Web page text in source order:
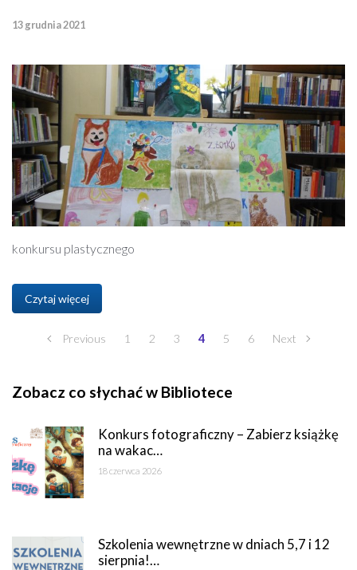
13 grudnia 2021
konkursu plastycznego
Czytaj więcej
Previous 1 2 3 4 5 6 Next
Zobacz co słychać w Bibliotece
Konkurs fotograficzny – Zabierz książkę
na wakac…
18 czerwca 2026
Szkolenia wewnętrzne w dniach 5,7 i 12
sierpnia!…